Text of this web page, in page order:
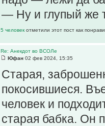
— Ну и глупый же
5 человек отметили этот пост как
Re: Анекдот во ВСОЛе
Юфан 02 фев 2024, 15:35
Старая,
покосившиеся.
человек и
старая бабка. Он